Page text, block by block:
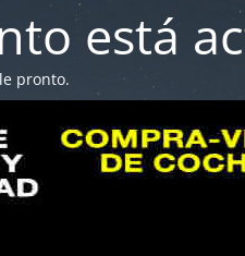
está
pronto.